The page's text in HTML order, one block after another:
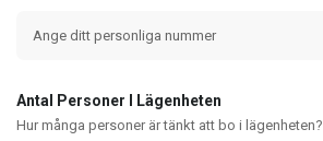
Antal Personer I Lägenheten
Hur många personer är tänkt att bo i lägenheten?